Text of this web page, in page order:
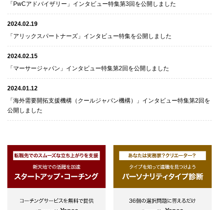
「PwCアドバイザリー」インタビュー特集第3回を公開しました
2024.02.19
「アリックスパートナーズ」インタビュー特集を公開しました
2024.02.15
「マーサージャパン」インタビュー特集第2回を公開しました
2024.01.12
「海外需要開拓支援機構（クールジャパン機構）」インタビュー特集第2回を
公開しました